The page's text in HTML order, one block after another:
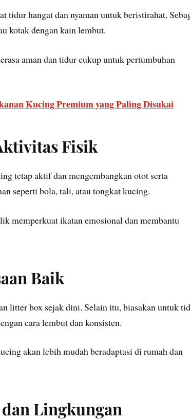
tidur hangat dan nyaman untuk beristirahat.
kotak dengan kain lembut.
aman dan tidur cukup untuk pertumbuhan
Kucing Premium yang Paling Disukai
Fisik
tetap aktif dan mengembangkan otot serta
seperti bola, tali, atau tongkat kucing.
memperkuat ikatan emosional dan membantu
Baik
litter box sejak dini. Selain itu, biasakan untuk
cara lembut dan konsisten.
akan lebih mudah beradaptasi di rumah dan
Lingkungan